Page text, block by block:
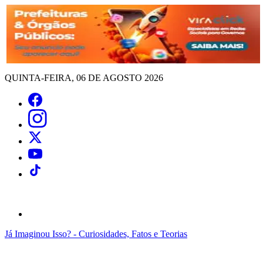
QUINTA-FEIRA, 06 DE AGOSTO 2026
Já Imaginou Isso? - Curiosidades, Fatos e Teorias